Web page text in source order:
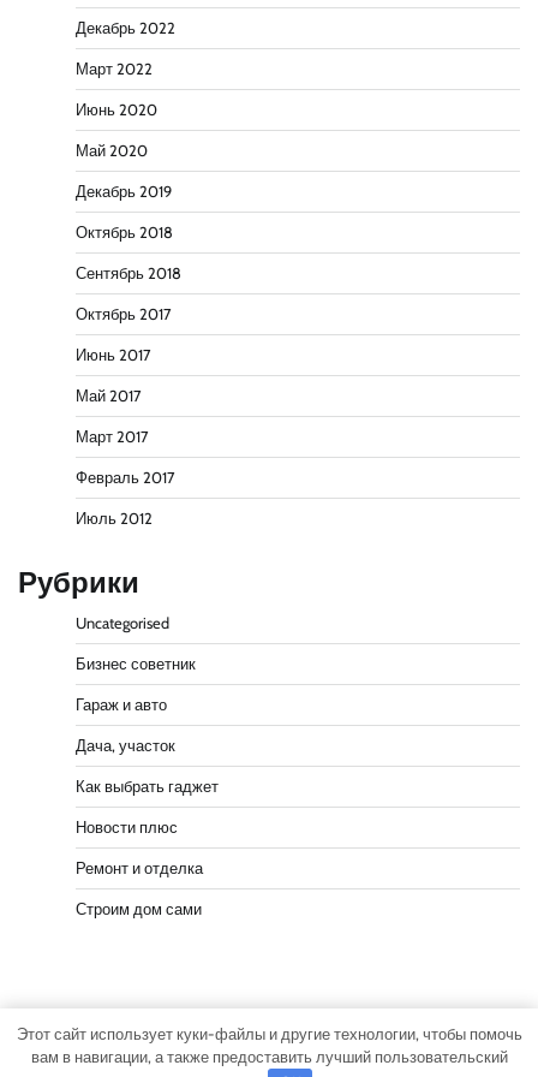
Декабрь 2022
Март 2022
Июнь 2020
Май 2020
Декабрь 2019
Октябрь 2018
Сентябрь 2018
Октябрь 2017
Июнь 2017
Май 2017
Март 2017
Февраль 2017
Июль 2012
Рубрики
Uncategorised
Бизнес советник
Гараж и авто
Дача, участок
Как выбрать гаджет
Новости плюс
Ремонт и отделка
Строим дом сами
Copyright © 2026Мастер участка Тема Actual News от
Этот сайт использует куки-файлы и другие технологии, чтобы помочь
вам в навигации, а также предоставить лучший пользовательский